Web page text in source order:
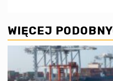
WIĘCEJ